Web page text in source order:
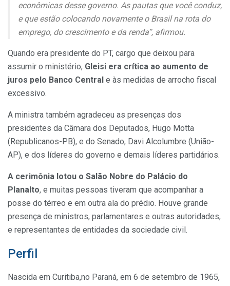
econômicas desse governo. As pautas que você conduz,
e que estão colocando novamente o Brasil na rota do
emprego, do crescimento e da renda”, afirmou.
Quando era presidente do PT, cargo que deixou para
assumir o ministério, Gleisi era crítica ao aumento de
juros pelo Banco Central e às medidas de arrocho fiscal
excessivo.
A ministra também agradeceu as presenças dos
presidentes da Câmara dos Deputados, Hugo Motta
(Republicanos-PB), e do Senado, Davi Alcolumbre (União-
AP), e dos líderes do governo e demais líderes partidários.
A cerimônia lotou o Salão Nobre do Palácio do
Planalto, e muitas pessoas tiveram que acompanhar a
posse do térreo e em outra ala do prédio. Houve grande
presença de ministros, parlamentares e outras autoridades,
e representantes de entidades da sociedade civil.
Perfil
Nascida em Curitiba,no Paraná, em 6 de setembro de 1965,